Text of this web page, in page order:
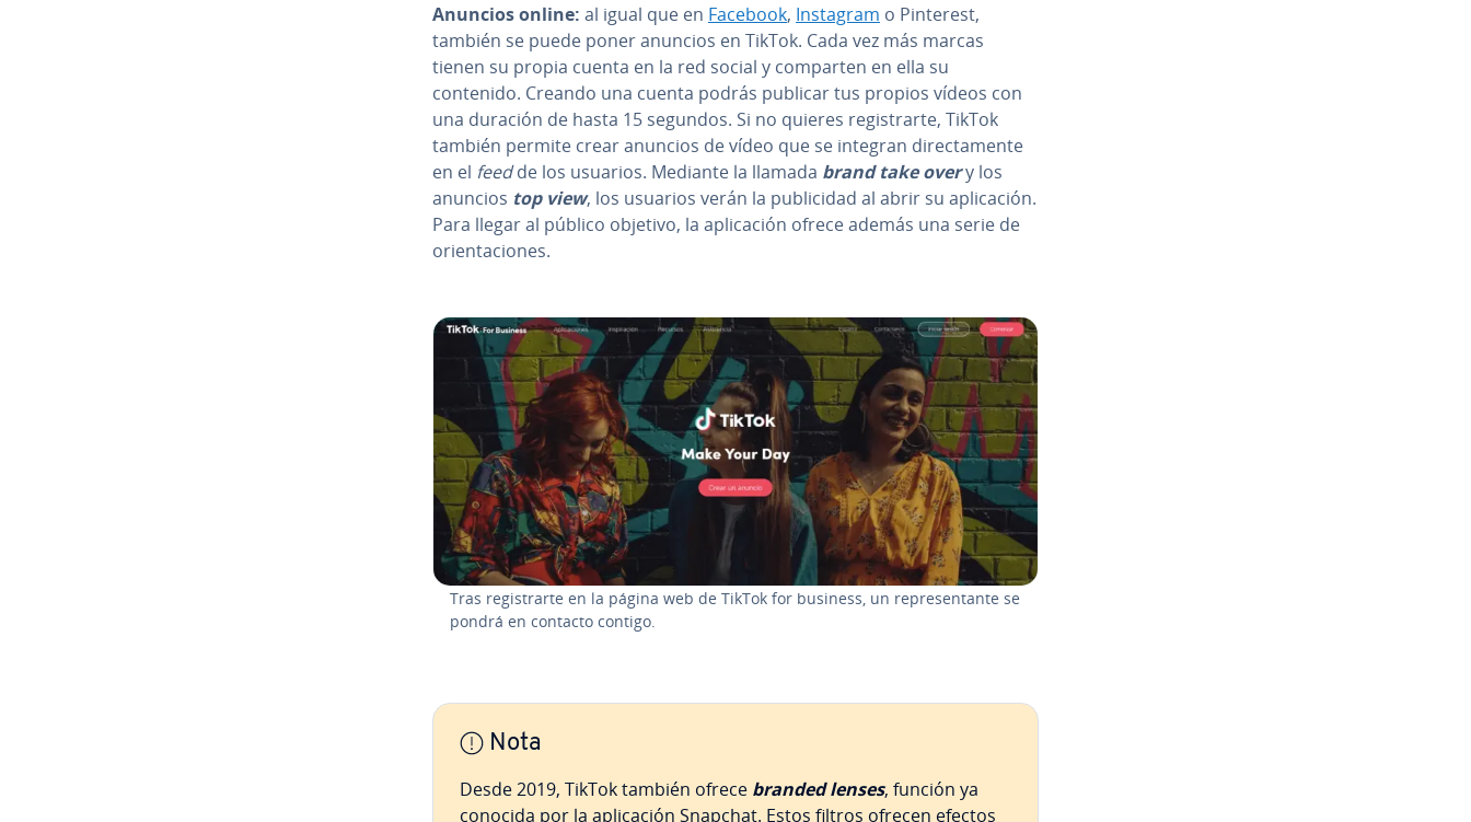
Anuncios online: al igual que en Facebook, Instagram o Pinterest,
también se puede poner anuncios en TikTok. Cada vez más marcas
tienen su propia cuenta en la red social y comparten en ella su
contenido. Creando una cuenta podrás publicar tus propios vídeos con
una duración de hasta 15 segundos. Si no quieres re­gi­s­trar­te, TikTok
también permite crear anuncios de vídeo que se integran di­re­c­ta­me­n­te
en el feedde los usuarios. Mediante la llamada brand take overy los
anuncios top view, los usuarios verán la pu­bli­ci­dad al abrir su apli­ca­ción.
Para llegar al público objetivo, la apli­ca­ción ofrece además una serie de
orie­n­ta­cio­nes.
Tras re­gi­s­trar­te en la página web de TikTok for business, un re­pre­se­n­ta­n­te se
pondrá en contacto contigo.
Nota
Desde 2019, TikTok también ofrece branded lenses, función ya
conocida por la apli­ca­ción Snapchat. Estos filtros ofrecen efectos